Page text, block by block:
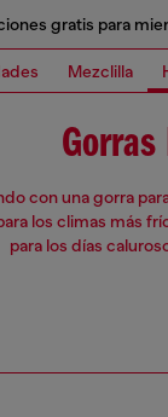
gratis para
Mezclilla
Gorras
con una gorra
los climas más
para los días